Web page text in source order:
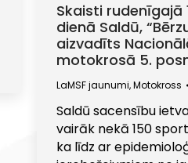
Skaisti rudenīgajā
dienā Saldū,
aizvadīts
motokrosā 5.
LaMSF jaunumi,Motokross
Saldū sacensību
vairāk nekā 150
ka līdz ar